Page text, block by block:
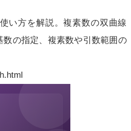
い方を解説。複素数の双曲線
の指定、複素数や引数範囲の